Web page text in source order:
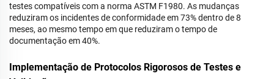
testes compatíveis com a norma ASTM F1980. As mudanças
reduziram os incidentes de conformidade em 73% dentro de 8
meses, ao mesmo tempo em que reduziram o tempo de
documentação em 40%.
Implementação de Protocolos Rigorosos de Testes e